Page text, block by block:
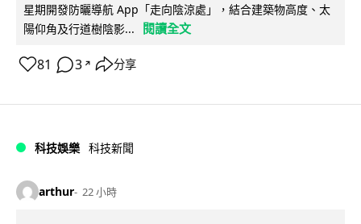
星期開發防曬導航 App「走向陰涼處」，結合建築物高度、太
陽仰角及行道樹陰影...
閱讀全文
81 3 ↗ 分享
科技娛樂 科技新聞
arthur 22 小時